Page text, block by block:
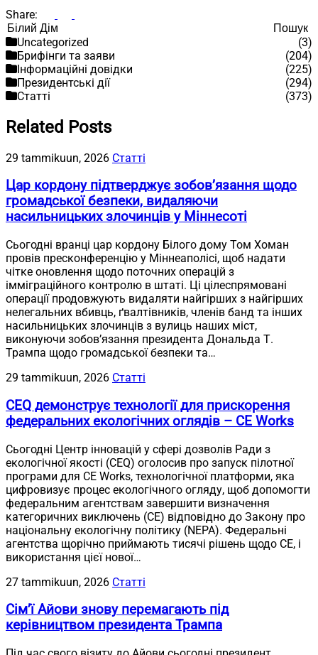
Share:
Пошук
Пошук
Uncategorized
(3)
Брифінги та заяви
(204)
Інформаційні довідки
(225)
Президентські дії
(294)
Статті
(373)
Related Posts
29 tammikuun, 2026 Статті
Цар кордону підтверджує зобов’язання щодо
громадської безпеки, видаляючи
насильницьких злочинців у Міннесоті
Сьогодні вранці цар кордону Білого дому Том Хоман
провів пресконференцію у Міннеаполісі, щоб надати
чітке оновлення щодо поточних операцій з
імміграційного контролю в штаті. Ці цілеспрямовані
операції продовжують видаляти найгірших з найгірших
нелегальних вбивць, ґвалтівників, членів банд та інших
насильницьких злочинців з вулиць наших міст,
виконуючи зобов’язання президента Дональда Т.
Трампа щодо громадської безпеки та…
29 tammikuun, 2026 Статті
CEQ демонструє технології для прискорення
федеральних екологічних оглядів – CE Works
Сьогодні Центр інновацій у сфері дозволів Ради з
екологічної якості (CEQ) оголосив про запуск пілотної
програми для CE Works, технологічної платформи, яка
цифровизує процес екологічного огляду, щоб допомогти
федеральним агентствам завершити визначення
категоричних виключень (CE) відповідно до Закону про
національну екологічну політику (NEPA). Федеральні
агентства щорічно приймають тисячі рішень щодо CE, і
використання цієї нової…
27 tammikuun, 2026 Статті
Сім’ї Айови знову перемагають під
керівництвом президента Трампа